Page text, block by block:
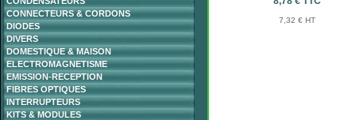
CONNECTEURS & CORDONS
DIODES
DIVERS
DOMESTIQUE & MAISON
ELECTROMAGNETISME
EMISSION-RECEPTION
FIBRES OPTIQUES
INTERRUPTEURS
KITS & MODULES
7,32 € HT